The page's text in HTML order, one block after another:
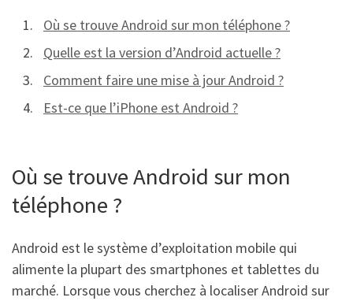
Où se trouve Android sur mon téléphone ?
Quelle est la version d’Android actuelle ?
Comment faire une mise à jour Android ?
Est-ce que l’iPhone est Android ?
Où se trouve Android sur mon
téléphone ?
Android est le système d’exploitation mobile qui
alimente la plupart des smartphones et tablettes du
marché. Lorsque vous cherchez à localiser Android sur